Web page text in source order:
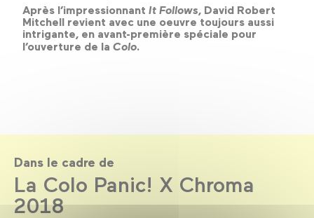
Après l’impressionnant It Follows, David Robert
Mitchell revient avec une oeuvre toujours aussi
intrigante, en avant-première spéciale pour
l’ouverture de la Colo.
Dans le cadre de
La Colo Panic! X Chroma
2018